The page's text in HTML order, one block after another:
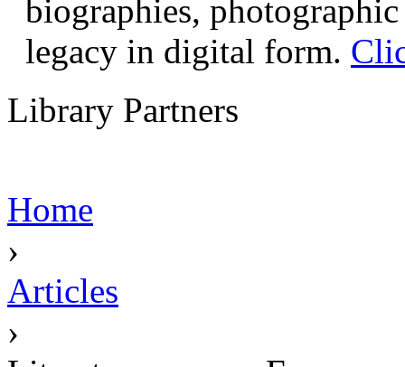
biographies,
legacy in digital form.
Library Partners
Home
›
Articles
›